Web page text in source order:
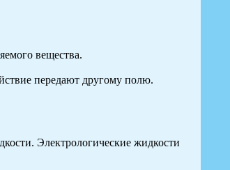
вещества.
передают другому полю.
Электрологические жидкости